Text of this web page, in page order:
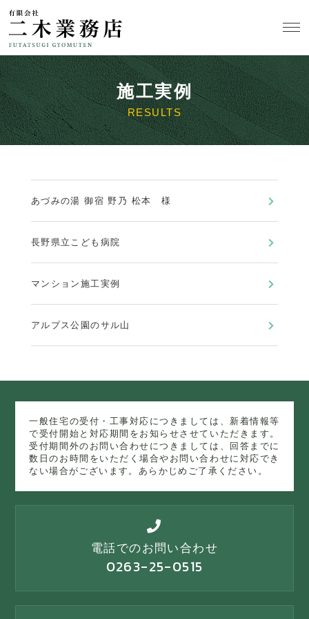
施工実例
RESULTS
あづみの湯 御宿 野乃 松本 様
長野県立こども病院
マンション施工実例
アルプス公園のサル山
一般住宅の受付・工事対応につきましては、新着情報等
で受付開始と対応期間をお知らせさせていただきます。
受付期間外のお問い合わせにつきましては、回答までに
数日のお時間をいただく場合やお問い合わせに対応でき
ない場合がございます。あらかじめご了承ください。
電話でのお問い合わせ
0263-25-0515